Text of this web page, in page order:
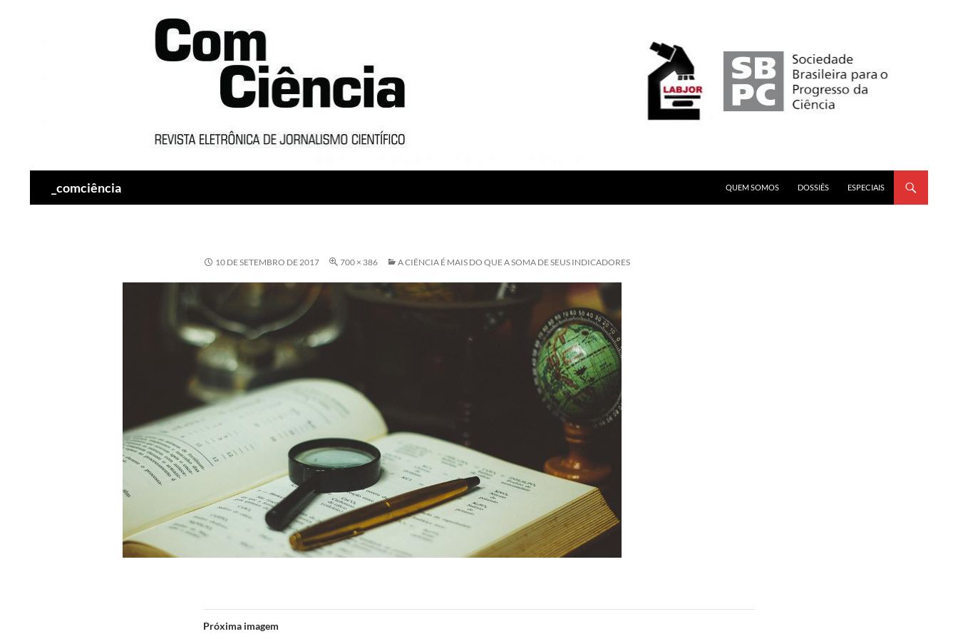
_comciência
QUEM SOMOS
DOSSIÊS ESPECIAIS
10 DE SETEMBRO DE 2017 700 × 386 A CIÊNCIA É MAIS DO QUE A SOMA DE SEUS INDICADORES
Próxima imagem